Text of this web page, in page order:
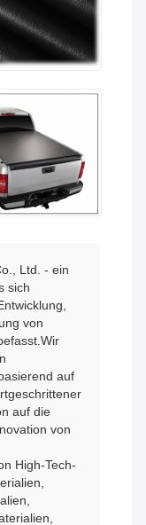
Ltd. - ein
sich
von
auf
auf die
von
High-Tech-